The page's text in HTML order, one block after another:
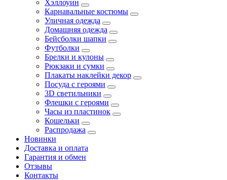
Хэллоуин
Карнавальные костюмы
Уличная одежда
Домашняя одежда
Бейсболки шапки
Футболки
Брелки и кулоны
Рюкзаки и сумки
Плакаты наклейки декор
Посуда с героями
3D светильники
Флешки с героями
Часы из пластинок
Кошельки
Распродажа
Новинки
Доставка и оплата
Гарантия и обмен
Отзывы
Контакты